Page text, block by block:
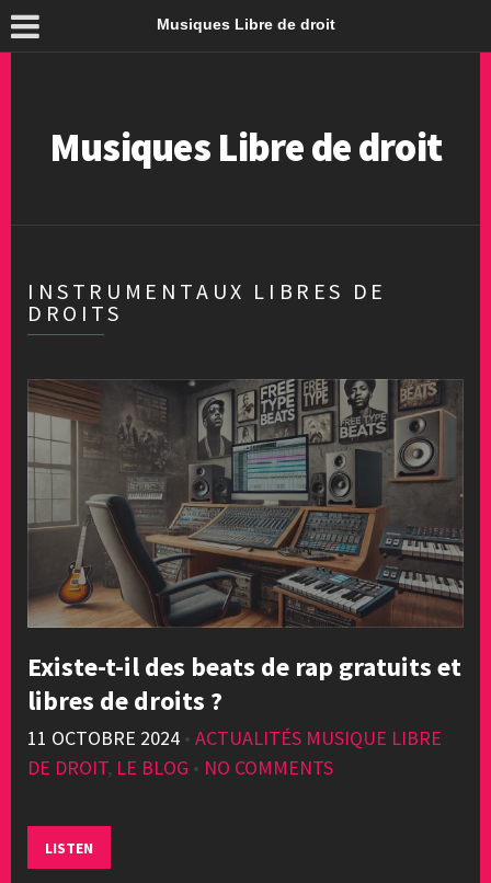
Musiques Libre de droit
Musiques Libre de droit
INSTRUMENTAUX LIBRES DE
DROITS
Existe-t-il des beats de rap gratuits et
libres de droits ?
11 OCTOBRE 2024 • ACTUALITÉS MUSIQUE LIBRE
DE DROIT, LE BLOG • NO COMMENTS
LISTEN